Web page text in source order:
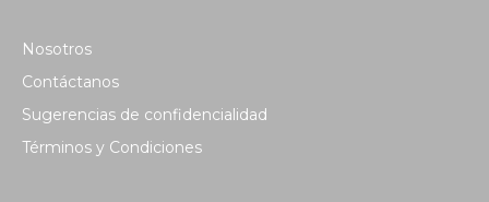
Nosotros
Contáctanos
Sugerencias de confidencialidad
Términos y Condiciones